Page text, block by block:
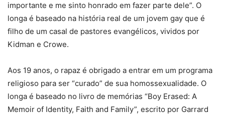
importante e me sinto honrado em fazer parte dele”. O
longa é baseado na história real de um jovem gay que é
filho de um casal de pastores evangélicos, vividos por
Kidman e Crowe.
Aos 19 anos, o rapaz é obrigado a entrar em um programa
religioso para ser “curado” de sua homossexualidade. O
longa é baseado no livro de memórias “Boy Erased: A
Memoir of Identity, Faith and Family”, escrito por Garrard